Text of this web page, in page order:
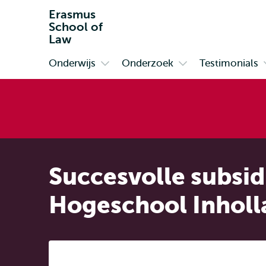
Erasmus
School of
Law
Primair
Onderwijs Onderzoek Testimonials
Succesvolle
Hogeschool